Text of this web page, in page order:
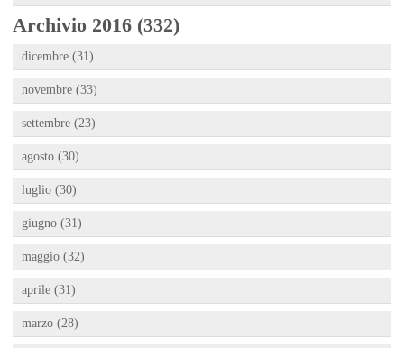
Archivio 2016 (332)
dicembre (31)
novembre (33)
settembre (23)
agosto (30)
luglio (30)
giugno (31)
maggio (32)
aprile (31)
marzo (28)